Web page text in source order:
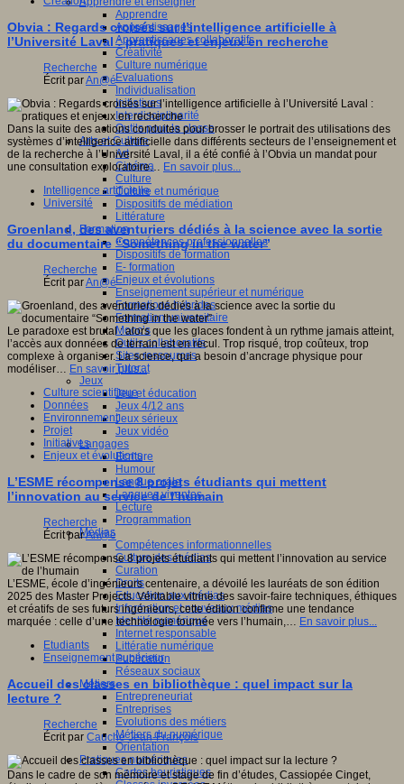
Apprendre
Apprentissages
Apprentissages collaboratifs
Créativité
Culture numérique
Evaluations
Individualisation
Initiatives
Interdisciplinarité
Outils pour la classe
Arts et Culture
Art
Cinéma
Culture
Culture et numérique
Dispositifs de médiation
Littérature
Formation
Compétences professionnelles
Dispositifs de formation
E- formation
Enjeux et évolutions
Enseignement supérieur et numérique
Formations hybrides
Formation universitaire
Mooc’s
Outils collaboratifs
Sites ressources
Tutorat
Jeux
Jeu et éducation
Jeux 4/12 ans
Jeux sérieux
Jeux vidéo
Langages
Ecriture
Humour
Langue orale
Langues vivantes
Lecture
Programmation
Médias
Compétences informationnelles
Culture des médias
Curation
Droits
Education aux médias
Information et nouveaux médias
Identité numérique
Internet responsable
Littératie numérique
Publication
Réseaux sociaux
Métiers
Entrepreneuriat
Entreprises
Evolutions des métiers
Métiers du numérique
Orientation
Pratiques numériques
Cartes heuristiques
Obvia : Regards croisés sur l’intelligence artificielle à
l’Université Laval : pratiques et enjeux en recherche
Recherche
Écrit parAn@é
Dans la suite des actions conduites pour brosser le portrait des utilisations des
systèmes d’intelligence artificielle dans différents secteurs de l’enseignement et
de la recherche à l’Université Laval, il a été confié à l’Obvia un mandat pour
une consultation exploratoire… En savoir plus...
Intelligence artificielle
Université
Groenland, des aventuriers dédiés à la science avec la sortie
du documentaire “Something in the water”
Recherche
Écrit parAn@é
Le paradoxe est brutal : alors que les glaces fondent à un rythme jamais atteint,
l’accès aux données de terrain est en recul. Trop risqué, trop coûteux, trop
complexe à organiser. La science, qui a besoin d’ancrage physique pour
modéliser… En savoir plus...
Culture scientifique
Données
Environnement
Projet
Initiatives
Enjeux et évolutions
L’ESME récompense 8 projets étudiants qui mettent
l’innovation au service de l’humain
Recherche
Écrit parAn@é
L’ESME, école d’ingénieurs centenaire, a dévoilé les lauréats de son édition
2025 des Master Projects. Véritable vitrine des savoir-faire techniques, éthiques
et créatifs de ses futurs ingénieurs, cette édition confirme une tendance
marquée : celle d’une technologie tournée vers l’humain,… En savoir plus...
Etudiants
Enseignement supérieur
Accueil des classes en bibliothèque : quel impact sur la
lecture ?
Recherche
Écrit par Cauche Jean-François
Dans le cadre de son mémoire et stage de fin d’études, Cassiopée Cinget,